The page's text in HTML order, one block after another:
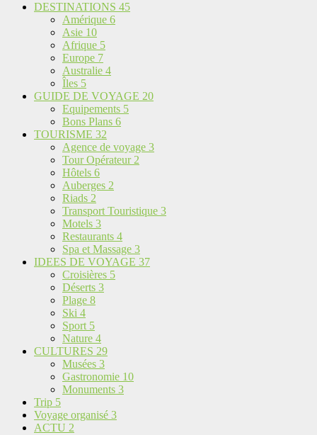
DESTINATIONS 45
Amérique 6
Asie 10
Afrique 5
Europe 7
Australie 4
Îles 5
GUIDE DE VOYAGE 20
Equipements 5
Bons Plans 6
TOURISME 32
Agence de voyage 3
Tour Opérateur 2
Hôtels 6
Auberges 2
Riads 2
Transport Touristique 3
Motels 3
Restaurants 4
Spa et Massage 3
IDEES DE VOYAGE 37
Croisières 5
Déserts 3
Plage 8
Ski 4
Sport 5
Nature 4
CULTURES 29
Musées 3
Gastronomie 10
Monuments 3
Trip 5
Voyage organisé 3
ACTU 2